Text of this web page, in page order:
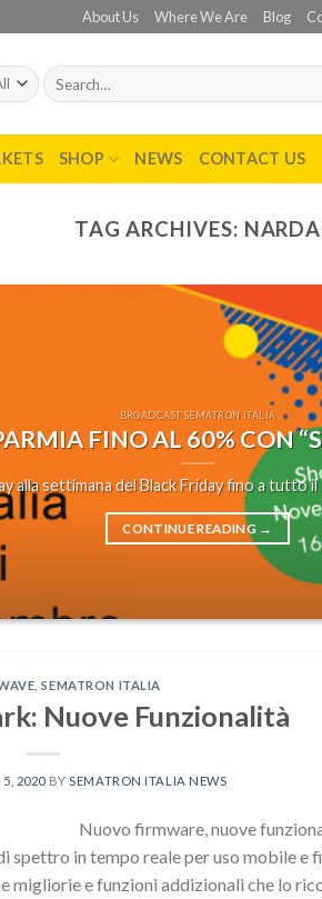
About Us Where We Are Blog
Search
for:
SHOP NEWS CONTACT US
TAG ARCHIVES: NARDA
BROADCAST SEMATRON ITALIA
FINO AL 60% CON
alla settimana del Black Friday fino a tutto
CONTINUE READING →
,SEMATRON ITALIA
Nuove Funzionalità
5, 2020 BYSEMATRON ITALIA NEWS
Nuovo firmware, nuove
spettro in tempo reale per uso mobile e
migliorie e funzioni addizionali che lo